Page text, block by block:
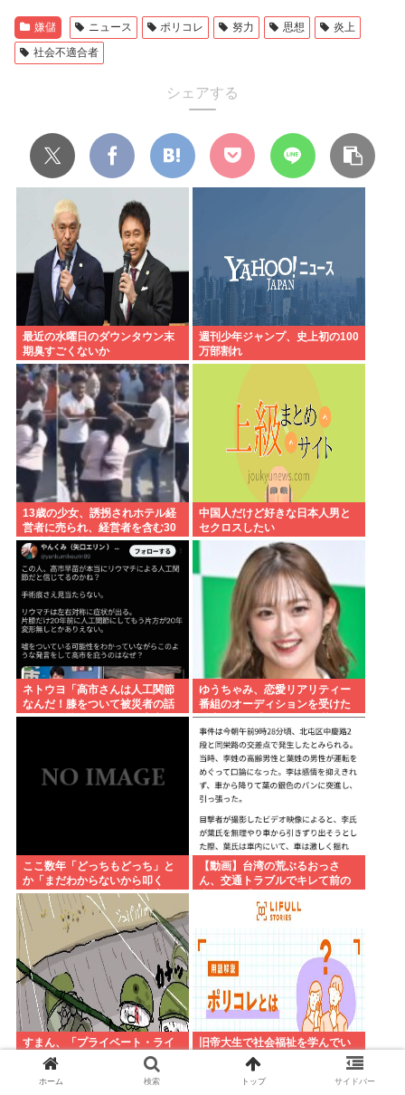
嫌儲 ニュース ポリコレ 努力 思想
炎上
社会不適合者
シェアする
最近の水曜日のダウンタウン末
期臭すごくないか
週刊少年ジャンプ、史上初の100
万部割れ
13歳の少女、誘拐されホテル経
営者に売られ、経営者を含む30
人以上から性的暴行。怒った群
集が折檻(動画有)。ホテルはブル
ドーザーで撤去
中国人だけど好きな日本人男と
セクロスしたい
ネトウヨ「高市さんは人工関節
なんだ！膝をついて被災者の話
聞くとか拷問だろ！」⇒高市の
ゆうちゃみ、恋愛リアリティー
番組のオーディションを受けた
過去を激白「10回くらい落ちて
るんです」
ここ数年「どっちもどっち」と
か「まだわからないから叩く
な」とかゆうチキン野郎が増え
たけどどっから来たの？(´・ω・
`)
【動画】台湾の荒ぶるおっさ
ん、交通トラブルでキレて前の
るも壮絶な返り討ちにあう
すまん、「プライベート・ライ
アン」とかいう大昔の戦争映画
見てみたら最初の30分で地獄な
んだが…これずっと続く感じ？
旧帝大生で社会福祉を学んでい
ホーム 検索 トップ サイドバー